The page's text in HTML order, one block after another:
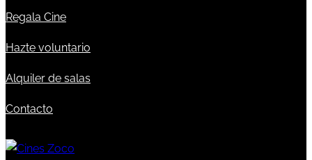
Regala Cine
Hazte voluntario
Alquiler de salas
Contacto